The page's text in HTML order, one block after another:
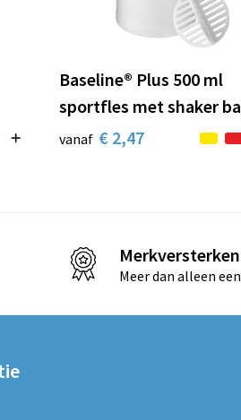
Baseline® Plus 500 ml
sportfles met shaker
vanaf € 2,47
Meer dan alleen